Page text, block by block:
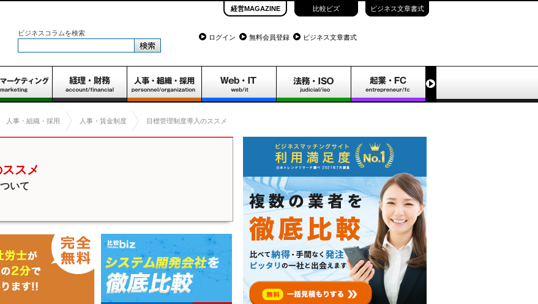
経営MAGAZINE 比較ビズ ビジネス文章書式
ビジネスコラムを検索
ログイン 無料会員登録 ビジネス文章書式
人事・組織・採用 人事・賃金制度 目標管理制度導入のススメ
スメ
いて